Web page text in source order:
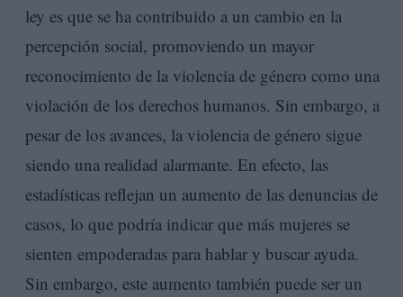
ley es que se ha contribuido a un cambio en la
percepción social, promoviendo un mayor
reconocimiento de la violencia de género como una
violación de los derechos humanos. Sin embargo, a
pesar de los avances, la violencia de género sigue
siendo una realidad alarmante. En efecto, las
estadísticas reflejan un aumento de las denuncias de
casos, lo que podría indicar que más mujeres se
sienten empoderadas para hablar y buscar ayuda.
Sin embargo, este aumento también puede ser un